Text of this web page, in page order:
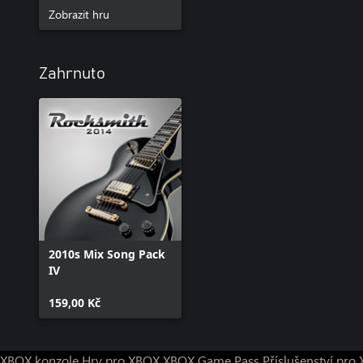
Zobrazit hru
Zahrnuto
2010s Mix Song Pack
IV
159,00 Kč